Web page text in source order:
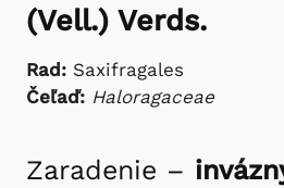
(Vell.) Verds.
Rad: Saxifragales
Čeľaď: Haloragaceae
Zaradenie –